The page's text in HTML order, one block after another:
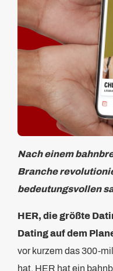
Nach einem
Branche
bedeutungsvollen
HER, die größte
Dating auf dem
vor kurzem das 300-
hat. HER hat ein